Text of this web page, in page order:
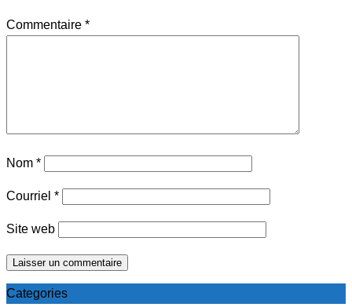
Commentaire *
Nom *
Courriel *
Site web
Categories